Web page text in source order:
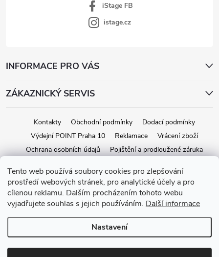
Tento web používá soubory cookies pro zlepšování
prostředí webových stránek, pro analytické účely a pro
cílenou reklamu. Dalším procházením tohoto webu
vyjadřujete souhlas s jejich používáním. Další informace
Nastavení
iStage FB
istage.cz
INFORMACE PRO VÁS
ZÁKAZNICKÝ SERVIS
Kontakty Obchodní podmínky
Dodací podmínky
Výdejní POINT Praha 10
Reklamace
Vrácení zboží
Ochrana osobních údajů
Pojištění a prodloužené záruka
Vytvořil Shoptet
Copyright 2026iStage.cz. Všechna práva vyhrazena.Upravit nastavení
cookies